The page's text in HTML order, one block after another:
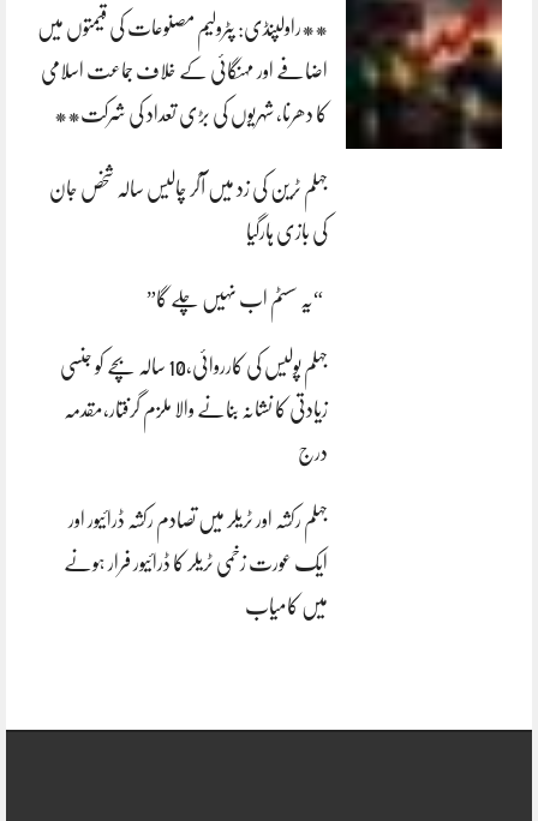
**راولپنڈی: پٹرولیم مصنوعات کی قیمتوں میں
اضافے اور مہنگائی کے خلاف جماعت اسلامی
کا دھرنا، شہریوں کی بڑی تعداد کی شرکت**
جہلم ٹرین کی زد میں آکر چالیس سالہ شخص جان
کی بازی ہارگیا
“یہ سسٹم اب نہیں چلے گا”
جہلم پولیس کی کارروائی،10 سالہ بچے کو جنسی
زیادتی کا نشانہ بنانے والا ملزم گرفتار،مقدمہ
درج
جہلم رکشہ اور ٹریلر میں تصادم رکشہ ڈرائیور اور
ایک عورت زخمی ٹریلر کا ڈرائیور فرار ہونے
میں کامیاب